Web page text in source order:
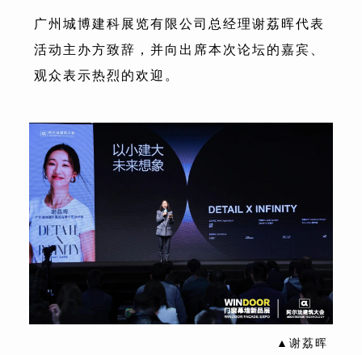
广州城博建科展览有限公司总经理谢荔晖代表
活动主办方致辞，并向出席本次论坛的嘉宾、
观众表示热烈的欢迎。
▲谢荔晖